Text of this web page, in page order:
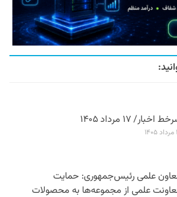
اخبار/ ۱۷ مرداد ۱۴۰۵
علمی رئیس‌جمهوری: حمایت
علمی از مجموعه‌ها به محصولات